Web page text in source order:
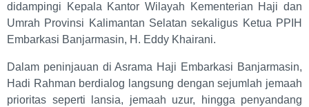
didampingi Kepala Kantor Wilayah Kementerian Haji dan
Umrah Provinsi Kalimantan Selatan sekaligus Ketua PPIH
Embarkasi Banjarmasin, H. Eddy Khairani.
Dalam peninjauan di Asrama Haji Embarkasi Banjarmasin,
Hadi Rahman berdialog langsung dengan sejumlah jemaah
prioritas seperti lansia, jemaah uzur, hingga penyandang